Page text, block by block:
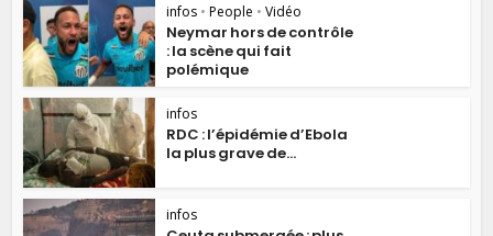
infos • People • Vidéo
Neymar hors de contrôle
: la scène qui fait
polémique
infos
RDC : l’épidémie d’Ebola
la plus grave de...
infos